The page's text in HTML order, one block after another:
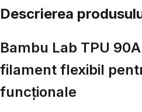
Descrierea
Bambu Lab TPU
filament flexibil
funcționale